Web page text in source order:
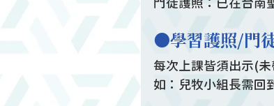
●學習護照/門
每次上課皆須出示(
如：兒牧小組長需回